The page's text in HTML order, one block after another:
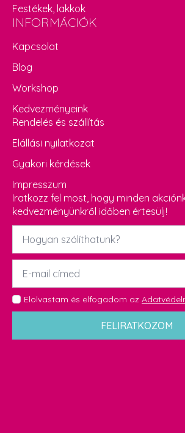
Festékek, lakkok
INFORMÁCIÓK
Kapcsolat
Blog
Workshop
Kedvezményeink
Rendelés és szállítás
Elállási nyilatkozat
Gyakori kérdések
Impresszum
Iratkozz fel most, hogy minden
kedvezményünkről időben értesülj!
Név
Email
GDPR
*
Elolvastam és elfogadom az
FELIRATKOZOM